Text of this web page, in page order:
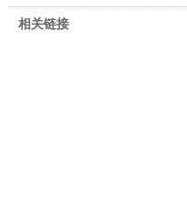
相关链接